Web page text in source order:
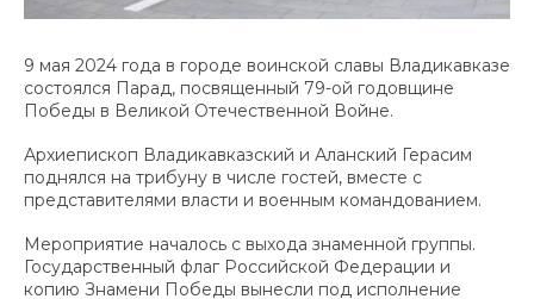
9 мая 2024 года в городе воинской славы Владикавказе
состоялся Парад, посвященный 79-ой годовщине
Победы в Великой Отечественной Войне.
Архиепископ Владикавказский и Аланский Герасим
поднялся на трибуну в числе гостей, вместе с
представителями власти и военным командованием.
Мероприятие началось с выхода знаменной группы.
Государственный флаг Российской Федерации и
копию Знамени Победы вынесли под исполнение